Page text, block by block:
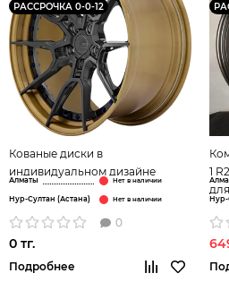
РАССРОЧКА 0-0-12
Кованые диски в
индивидуальном дизайне
Алматы
Нур-Султан (Астана)
0
0 тг.
Подробнее
1
Нур-